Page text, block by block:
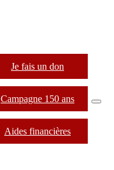
Je fais un don
Campagne 150 ans
Aides financières